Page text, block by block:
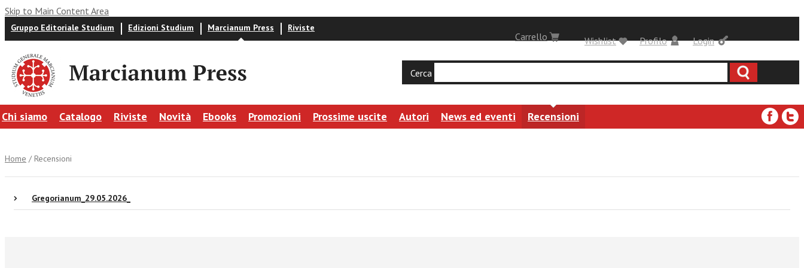
Skip to Main Content Area
Gruppo Editoriale Studium Edizioni Studium Marcianum Press Riviste
Login
Carrello Profilo
Wishlist
Cerca
Chi siamo Catalogo Riviste Novità Ebooks Promozioni Prossime uscite Autori News ed eventi Recensioni
Home / Recensioni
Gregorianum_29.05.2026_